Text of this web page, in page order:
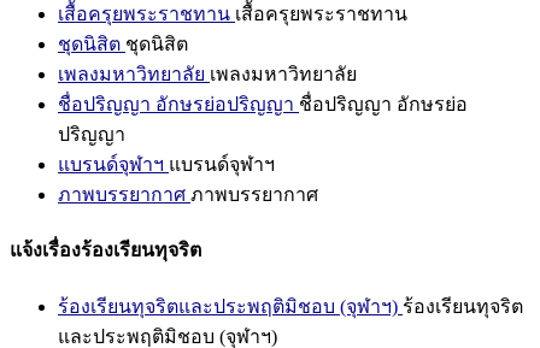
เสื้อครุยพระราชทาน เสื้อครุยพระราชทาน
ชุดนิสิต ชุดนิสิต
เพลงมหาวิทยาลัย เพลงมหาวิทยาลัย
ชื่อปริญญา อักษรย่อปริญญา ชื่อปริญญา อักษรย่อ
ปริญญา
แบรนด์จุฬาฯ แบรนด์จุฬาฯ
ภาพบรรยากาศ ภาพบรรยากาศ
แจ้งเรื่องร้องเรียนทุจริต
ร้องเรียนทุจริตและประพฤติมิชอบ (จุฬาฯ) ร้องเรียนทุจริต
และประพฤติมิชอบ (จุฬาฯ)